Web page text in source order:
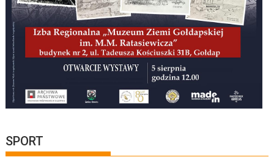
SPORT